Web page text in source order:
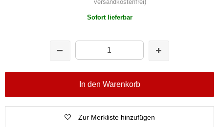
versandkostenfrei)
Sofort lieferbar
In den Warenkorb
Zur Merkliste hinzufügen